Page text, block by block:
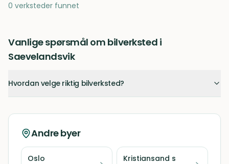
0 verksteder funnet
Vanlige spørsmål om bilverksted i
Saevelandsvik
Hvordan velge riktig bilverksted?
Andre byer
Oslo Kristiansand s